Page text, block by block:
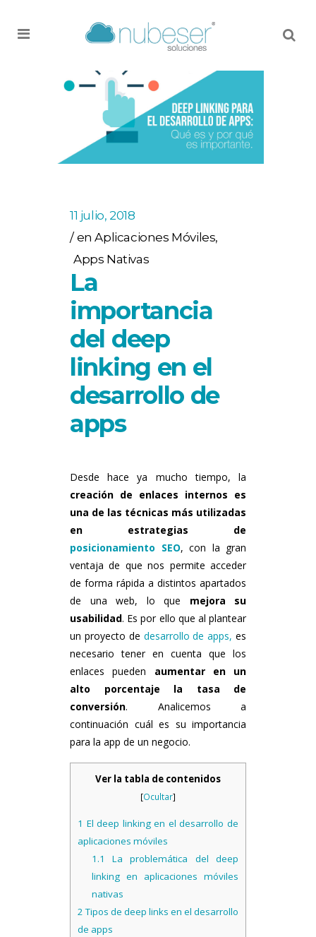
11 julio, 2018
enAplicaciones Móviles,
Apps Nativas
La
importancia
del deep
linking en el
desarrollo de
apps
Desde hace ya mucho tiempo, la
creación de enlaces internos es
una de las técnicas más utilizadas
en estrategias de
posicionamiento SEO, con la gran
ventaja de que nos permite acceder
de forma rápida a distintos apartados
de una web, lo que mejora su
usabilidad. Es por ello que al plantear
un proyecto de desarrollo de apps, es
necesario tener en cuenta que los
enlaces pueden aumentar en un
alto porcentaje la tasa de
conversión. Analicemos a
continuación cuál es su importancia
para la app de un negocio.
Ver la tabla de contenidos
[Ocultar]
1 El deep linking en el desarrollo de
aplicaciones móviles
1.1
La problemática del deep
linking en aplicaciones móviles
nativas
2Tipos de deep links en el desarrollo
de apps